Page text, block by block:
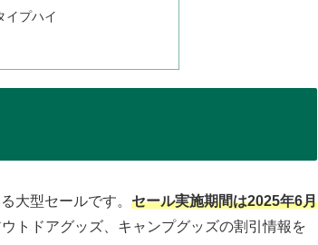
イプハイ
大型セールです。 セール実施期間は2025年6月
トドアグッズ、キャンプグッズの割引情報を